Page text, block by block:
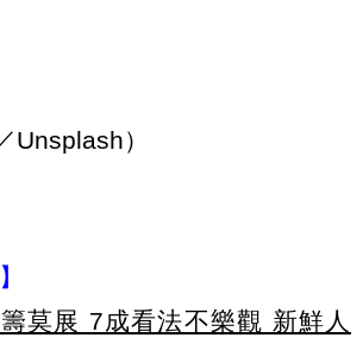
Unsplash）
莫展 7成看法不樂觀 新鮮人